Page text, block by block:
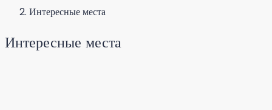
Интересные места
Интересные места